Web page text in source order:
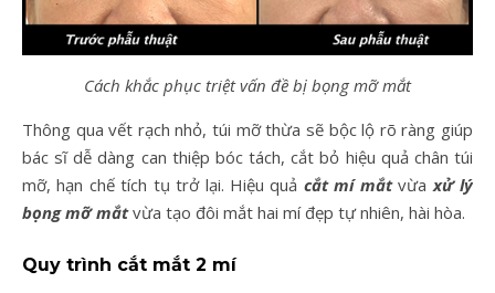
Cách khắc phục triệt vấn đề bị bọng mỡ mắt
Thông qua vết rạch nhỏ, túi mỡ thừa sẽ bộc lộ rõ ràng giúp
bác sĩ dễ dàng can thiệp bóc tách, cắt bỏ hiệu quả chân túi
mỡ, hạn chế tích tụ trở lại. Hiệu quả cắt mí mắtvừaxử lý
bọng mỡ mắtvừa tạo đôi mắt hai mí đẹp tự nhiên, hài hòa.
Quy trình cắt mắt 2 mí